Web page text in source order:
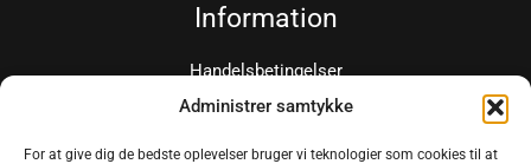
Administrer samtykke
For at give dig de bedste oplevelser bruger vi teknologier som cookies til at
Information
Handelsbetingelser
Persondatapolitik
Woom Størrelseguide